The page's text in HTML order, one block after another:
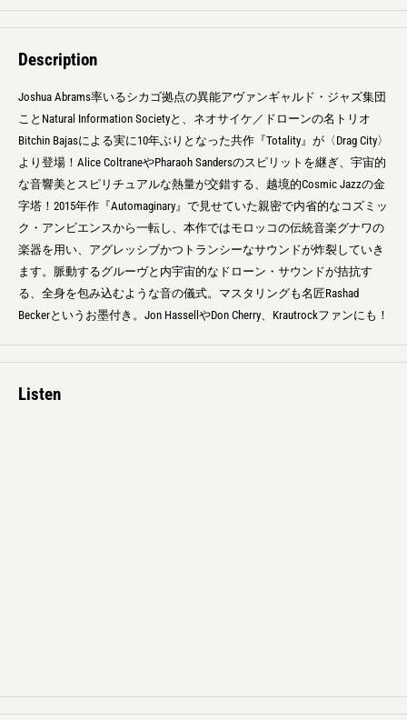
Description
Joshua Abrams率いるシカゴ拠点の異能アヴァンギャルド・ジャズ集団
ことNatural Information Societyと、ネオサイケ／ドローンの名トリオ
Bitchin Bajasによる実に10年ぶりとなった共作『Totality』が〈Drag City〉
より登場！Alice ColtraneやPharaoh Sandersのスピリットを継ぎ、宇宙的
な音響美とスピリチュアルな熱量が交錯する、越境的Cosmic Jazzの金
字塔！2015年作『Automaginary』で見せていた親密で内省的なコズミッ
ク・アンビエンスから一転し、本作ではモロッコの伝統音楽グナワの
楽器を用い、アグレッシブかつトランシーなサウンドが炸裂していき
ます。脈動するグルーヴと内宇宙的なドローン・サウンドが拮抗す
る、全身を包み込むような音の儀式。マスタリングも名匠Rashad
Beckerというお墨付き。Jon HassellやDon Cherry、Krautrockファンにも！
Listen